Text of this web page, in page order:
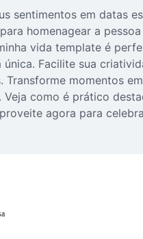
sentimentos em datas
homenagear a pessoa
vida template é
Facilite sua
momentos
como é prático
agora para